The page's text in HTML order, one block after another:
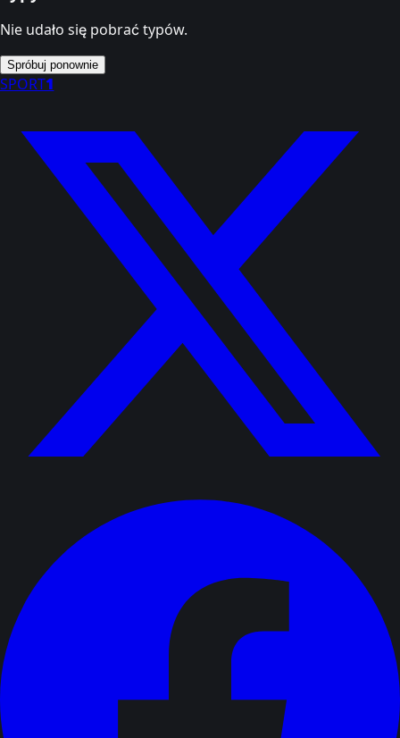
Nie udało się pobrać typów.
Spróbuj ponownie
SPORT1